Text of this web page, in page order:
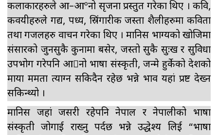
कलाकारहरुले आ–आºनो सृजना प्रस्तुत गरेका थिए । कवि,
कवयत्रीहरुले गद्य, पध्य, स्रिंगारीक जस्ता शैलीहरुमा कविता
तथा गजलहरु वाचन गरेका थिए । मानिस भाग्यको खोजिमा
संसारको जुनसुकै कुनामा बसेर, जस्तो सुकै सुःख र सुविधा
उपभोग गरेपनि आनो भाषा संस्कृती, जन्मे हुर्केको देशको
माया ममता त्याग्न सकिदैन रहेछ भन्ने भाव यहां प्रष्ट देख्न
सकिन्थ्यो ।
मानिस जहां जसरी रहेपनि नेपाल र नेपालीको भाषा
संस्कृती जोगाई राख्नु पर्दछ भन्ने उद्धेश्य लिई “भाषा